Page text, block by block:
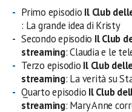
Primo episodio Il Club
: La grande idea di Kristy
Secondo episodio Il Club
streaming: Claudia e le
Terzo episodio Il Club
streaming: La verità su
Quarto episodio Il Club
streaming: Mary Anne